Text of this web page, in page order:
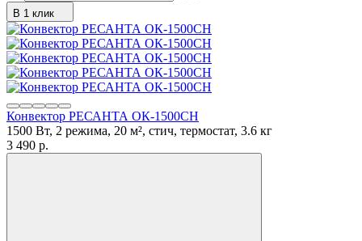
В 1 клик
Конвектор РЕСАНТА ОК-1500СН
1500 Вт, 2 режима, 20 м², стич, термостат, 3.6 кг
3 490 p.